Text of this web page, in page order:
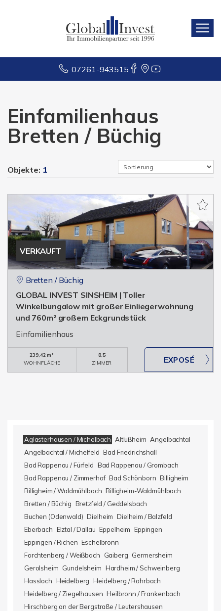
07261-943515
Einfamilienhaus
Bretten / Büchig
Objekte: 1
VERKAUFT
Bretten / Büchig
GLOBAL INVEST SINSHEIM | Toller
Winkelbungalow mit großer Einliegerwohnung
und 760m² großem Eckgrundstück
Einfamilienhaus
239,42 m²
WOHNFLÄCHE
8,5
ZIMMER
Aglasterhausen / Michelbach Altlußheim Angelbachtal
Angelbachtal / Michelfeld Bad Friedrichshall
Bad Rappenau / Fürfeld Bad Rappenau / Grombach
Bad Rappenau / Zimmerhof Bad Schönborn Billigheim
Billigheim / Waldmühlbach Billigheim-Waldmühlbach
Bretten / Büchig Bretzfeld / Geddelsbach
Buchen (Odenwald) Dielheim Dielheim / Balzfeld
Eberbach Elztal / Dallau Eppelheim Eppingen
Eppingen / Richen Eschelbronn
Forchtenberg / Weißbach
Gaiberg Germersheim
Gerolsheim Gundelsheim Hardheim / Schweinberg
Hassloch Heidelberg Heidelberg / Rohrbach
Heidelberg / Ziegelhausen Heilbronn / Frankenbach
Hirschberg an der Bergstraße / Leutershausen